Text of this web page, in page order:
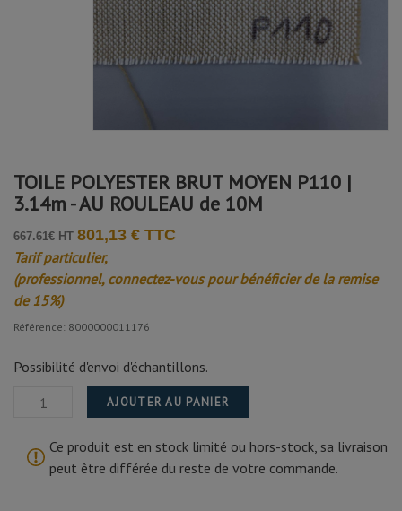
TOILE POLYESTER BRUT MOYEN P110 |
3.14m - AU ROULEAU de 10M
667.61€ HT 801,13 € TTC
Tarif particulier,
(professionnel, connectez-vous pour bénéficier de la remise
de 15%)
Référence: 8000000011176
Possibilité d'envoi d'échantillons.
AJOUTER AU PANIER
Ce produit est en stock limité ou hors-stock, sa livraison
peut être différée du reste de votre commande.